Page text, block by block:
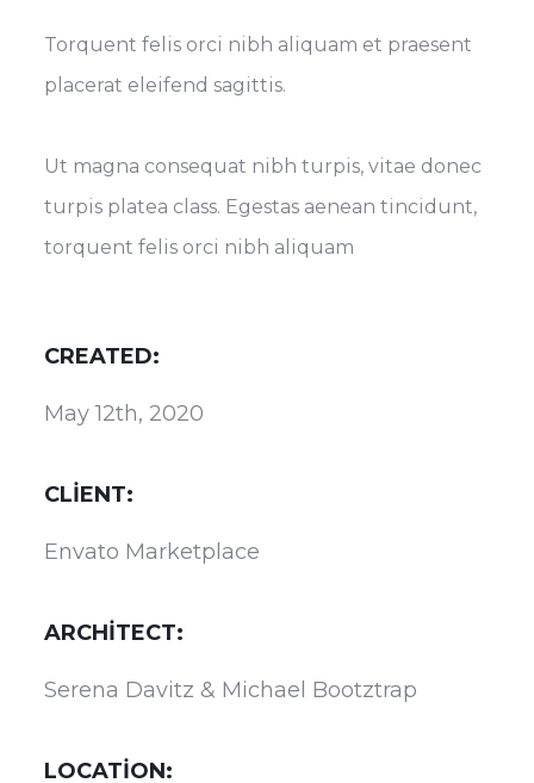
Torquent felis orci nibh aliquam et praesent
placerat eleifend sagittis.
Ut magna consequat nibh turpis, vitae donec
turpis platea class. Egestas aenean tincidunt,
torquent felis orci nibh aliquam
CREATED:
May 12th, 2020
CLIENT:
Envato Marketplace
ARCHITECT:
Serena Davitz & Michael Bootztrap
LOCATION: